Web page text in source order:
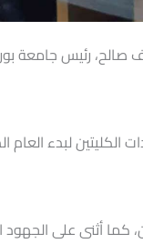
صالح، رئيس جامعة
الكليتين لبدء العام
كما أثنى على الجهود